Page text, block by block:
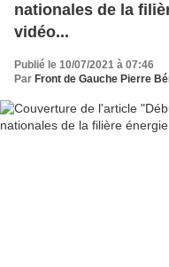
nationales de la
vidéo...
Publié le 10/07/2021 à 07:46
Par Front de Gauche Pierre